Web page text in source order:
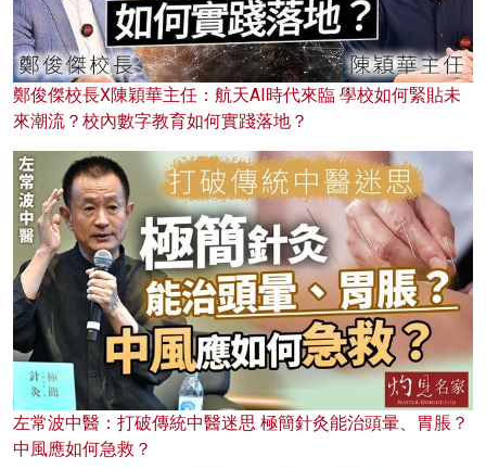
鄭俊傑校長X陳穎華主任：航天AI時代來臨 學校如何緊貼未
來潮流？校內數字教育如何實踐落地？
左常波中醫：打破傳統中醫迷思 極簡針灸能治頭暈、胃脹？
中風應如何急救？